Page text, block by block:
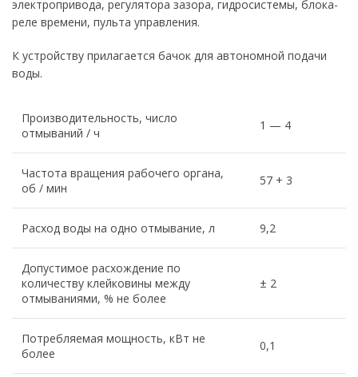
электропривода, регулятора зазора, гидросистемы, блока-
реле времени, пульта управления.
К устройству прилагается бачок для автономной подачи
воды.
Производительность, число
отмываний / ч
1 — 4
Частота вращения рабочего органа,
об / мин
57 + 3
Расход воды на одно отмывание, л 9,2
Допустимое расхождение по
количеству клейковины между
отмываниями, % не более
± 2
Потребляемая мощность, кВт не
более
0,1